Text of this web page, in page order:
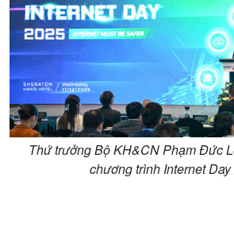
Khởi nghiệp
Tuyên chiến với gian lận
thương mại
Tâm
đảo
Tìm
Nam
Khoa
Thứ trưởng Bộ KH&CN Phạm Đức
chương trình Internet